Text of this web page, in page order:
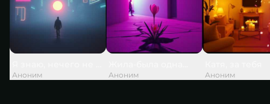
Аноним Аноним Аноним